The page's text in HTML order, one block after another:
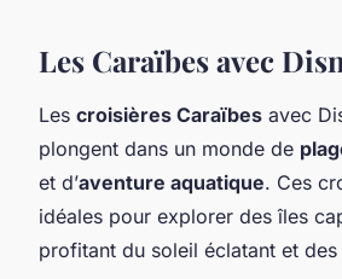
Les Caraïbes avec
Les croisières Caraïbes avec
plongent dans un monde de
et d’aventure aquatique. Ces
idéales pour explorer des îles
profitant du soleil éclatant et